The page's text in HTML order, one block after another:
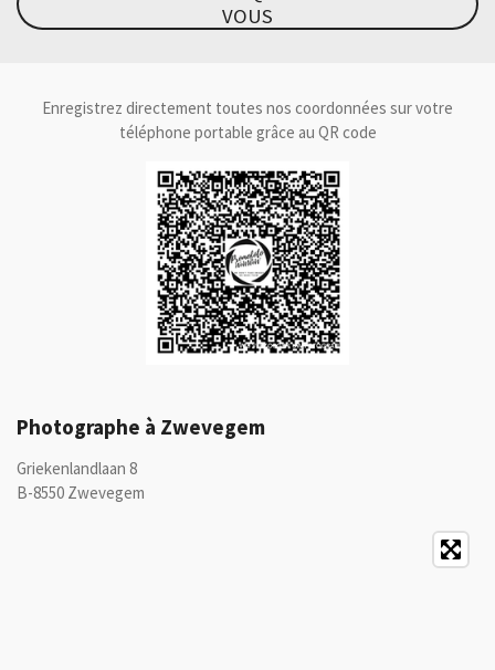
b
a
m
u
e
t
s
VOUS
Enregistrez directement toutes nos coordonnées sur votre
téléphone portable grâce au QR code
Photographe à Zwevegem
Griekenlandlaan 8
B-8550 Zwevegem